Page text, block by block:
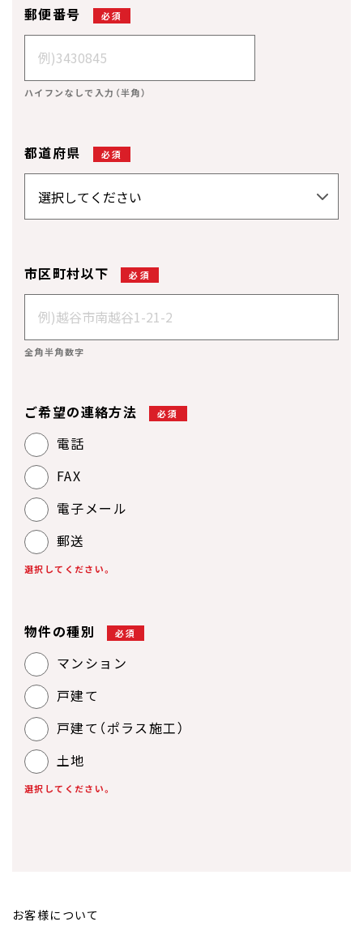
郵便番号 必須
ハイフンなしで入力（半角）
都道府県 必須
市区町村以下 必須
全角半角数字
ご希望の連絡方法 必須
電話
FAX
電子メール
郵送
選択してください。
物件の種別 必須
マンション
戸建て
戸建て（ポラス施工）
土地
選択してください。
お客様について